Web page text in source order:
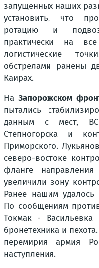
запущенных наших
установить, что
ротацию и
практически на
логистические
обстрелами ранены
Каирах.
НаЗапорожском
пытались
данным с мест,
Степногорска и
Приморского.
северо-востоке
фланге
увеличили зону
Ранее нашим удалось
По сообщениям
Токмак - Васильевка
бронетехника и
перемирия армия
наступления.